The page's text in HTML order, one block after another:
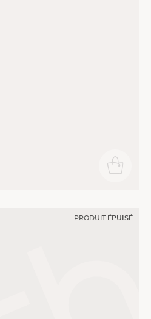
PRODUIT ÉPUISÉ